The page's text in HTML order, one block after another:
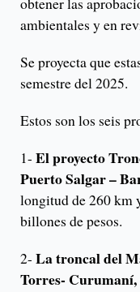
ambientales y en
Se proyecta que
semestre del 2025.
Estos son los seis
1- El proyecto
Puerto Salgar –
longitud de 260 km
billones de pesos.
2- La troncal del
Torres- Curumaní,